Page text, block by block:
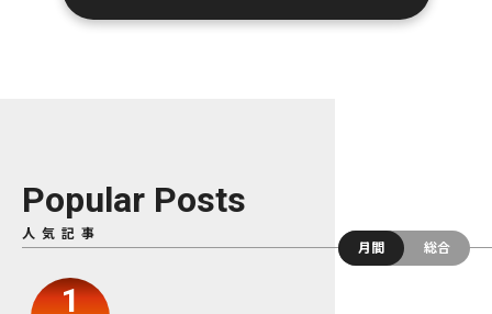
Popular Posts
人気記事
月間
総合